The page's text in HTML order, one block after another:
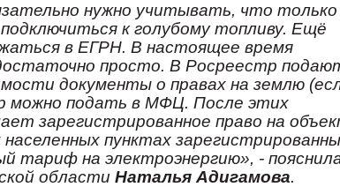
нужно учитывать, что только
к голубому топливу. Ещё
в ЕГРН. В настоящее время
просто. В Росреестр
документы о правах на землю
можно подать в МФЦ. После этих
зарегистрированное право на
пунктах
тариф на электроэнергию», -
области Наталья Адигамова.